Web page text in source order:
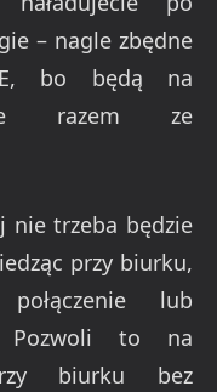
– nagle zbędne
bo będą na
razem ze
nie trzeba będzie
przy biurku,
lub
Pozwoli to na
biurku bez